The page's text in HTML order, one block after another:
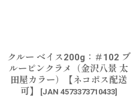
クルー ベイス200g：＃102 ブ
ルーピンクラメ（金沢八景 太
田屋カラー）【ネコポス配送
可】
[JAN 4573373710433]